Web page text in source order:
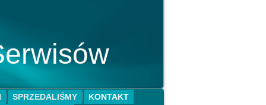
SPRZEDALIŚMY
KONTAKT